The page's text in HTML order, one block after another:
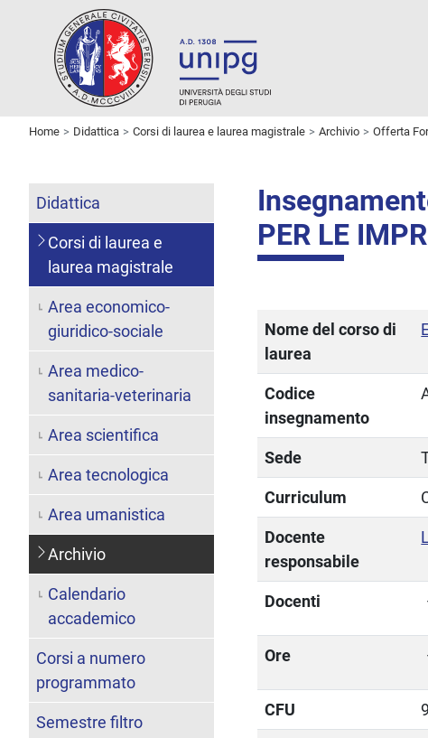
Home Didattica Corsi di laurea e laurea magistrale Archivio Offerta
PER LE
Nome del corso di
laurea
Codice
insegnamento
Sede
Curriculum
Docente
responsabile
Docenti
Ore
CFU 9
Didattica
Corsi di laurea e
laurea magistrale
Area economico-
giuridico-sociale
Area medico-
sanitaria-veterinaria
Area scientifica
Area tecnologica
Area umanistica
Archivio
Calendario
accademico
Corsi a numero
programmato
Semestre filtro